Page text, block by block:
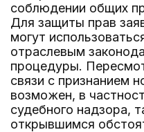
соблюдении общих
Для защиты прав
могут
отраслевым
процедуры.
связи с признанием
возможен, в
судебного надзора,
открывшимся